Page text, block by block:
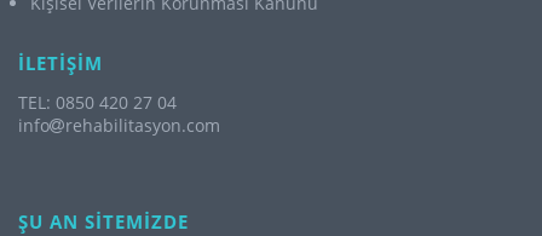
İLETİŞİM
TEL: 0850 420 27 04
info
rehabilitasyon.com
ŞU AN SİTEMİZDE